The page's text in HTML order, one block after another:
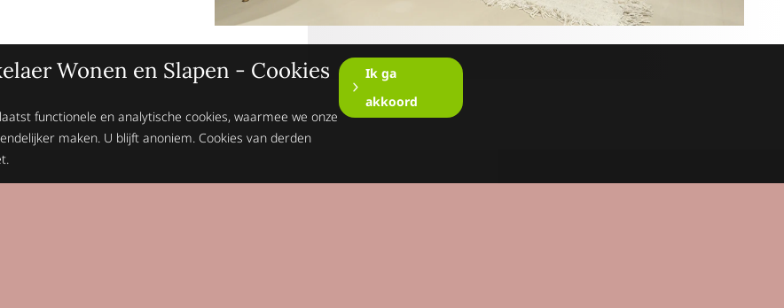
Wonen en Slapen - Cookies
functionele en analytische cookies, waarmee we onze
maken. U blijft anoniem. Cookies van derden
Ik ga
akkoord